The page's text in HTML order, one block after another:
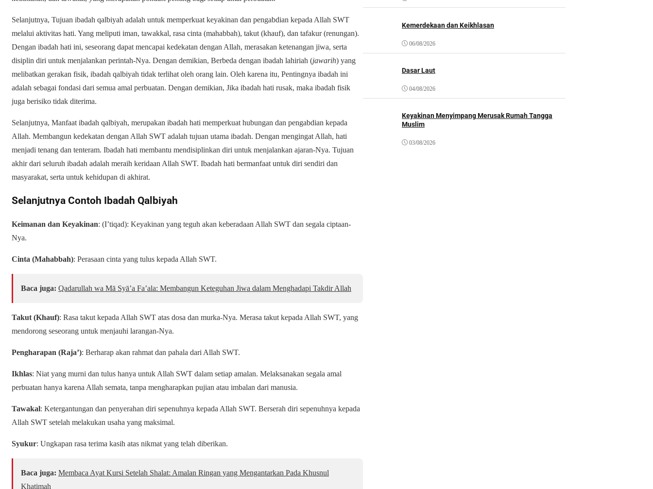
Selanjutnya, Tujuan ibadah qalbiyah adalah untuk memperkuat keyakinan dan pengabdian kepada Allah SWT
melalui aktivitas hati. Yang meliputi iman, tawakkal, rasa cinta (mahabbah), takut (khauf), dan tafakur (renungan).
Dengan ibadah hati ini, seseorang dapat mencapai kedekatan dengan Allah, merasakan ketenangan jiwa, serta
disiplin diri untuk menjalankan perintah-Nya. Dengan demikian, Berbeda dengan ibadah lahiriah (jawarih) yang
melibatkan gerakan fisik, ibadah qalbiyah tidak terlihat oleh orang lain. Oleh karena itu, Pentingnya ibadah ini
adalah sebagai fondasi dari semua amal perbuatan. Dengan demikian, Jika ibadah hati rusak, maka ibadah fisik
juga berisiko tidak diterima.
Selanjutnya, Manfaat ibadah qalbiyah, merupakan ibadah hati memperkuat hubungan dan pengabdian kepada
Allah. Membangun kedekatan dengan Allah SWT adalah tujuan utama ibadah. Dengan mengingat Allah, hati
menjadi tenang dan tenteram. Ibadah hati membantu mendisiplinkan diri untuk menjalankan ajaran-Nya. Tujuan
akhir dari seluruh ibadah adalah meraih keridaan Allah SWT. Ibadah hati bermanfaat untuk diri sendiri dan
masyarakat, serta untuk kehidupan di akhirat.
Selanjutnya Contoh Ibadah Qalbiyah
Keimanan dan Keyakinan: (I’tiqad): Keyakinan yang teguh akan keberadaan Allah SWT dan segala ciptaan-
Nya.
Cinta (Mahabbah): Perasaan cinta yang tulus kepada Allah SWT.
Baca juga: Qadarullah wa Mā Syā’a Fa’ala: Membangun Keteguhan Jiwa dalam Menghadapi Takdir Allah
Takut (Khauf): Rasa takut kepada Allah SWT atas dosa dan murka-Nya. Merasa takut kepada Allah SWT, yang
mendorong seseorang untuk menjauhi larangan-Nya.
Pengharapan (Raja’): Berharap akan rahmat dan pahala dari Allah SWT.
Ikhlas: Niat yang murni dan tulus hanya untuk Allah SWT dalam setiap amalan. Melaksanakan segala amal
perbuatan hanya karena Allah semata, tanpa mengharapkan pujian atau imbalan dari manusia.
Tawakal: Ketergantungan dan penyerahan diri sepenuhnya kepada Allah SWT. Berserah diri sepenuhnya kepada
Allah SWT setelah melakukan usaha yang maksimal.
Syukur: Ungkapan rasa terima kasih atas nikmat yang telah diberikan.
Baca juga: Membaca Ayat Kursi Setelah Shalat: Amalan Ringan yang Mengantarkan Pada Khusnul
Khatimah
Kemerdekaan dan Keikhlasan
06/08/2026
Dasar Laut
04/08/2026
Keyakinan Menyimpang Merusak Rumah Tangga
Muslim
03/08/2026